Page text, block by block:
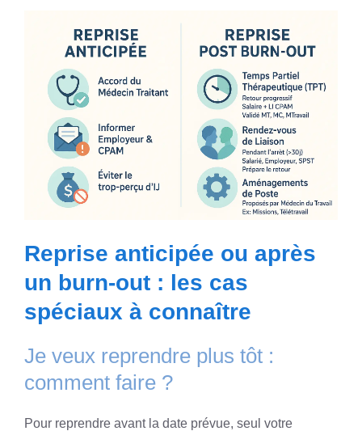
Reprise anticipée ou après
un burn-out : les cas
spéciaux à connaître
Je veux reprendre plus tôt :
comment faire ?
Pour reprendre avant la date prévue, seul votre